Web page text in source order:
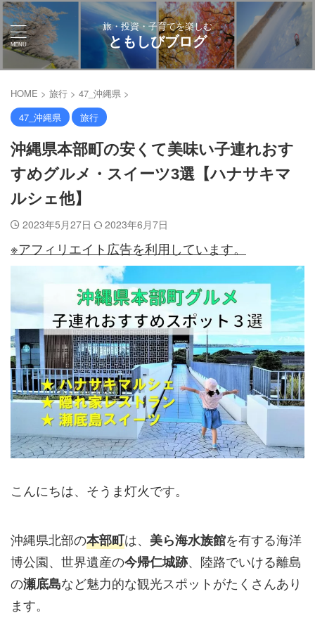
旅・投資・子育てを楽しむ
ともしびブログ
HOME > 旅行 > 47_沖縄県 >
47_沖縄県
旅行
沖縄県本部町の安くて美味い子連れおす
すめグルメ・スイーツ3選【ハナサキマ
ルシェ他】
2023年5月27日 2023年6月7日
※アフィリエイト広告を利用しています。
こんにちは、そうま灯火です。
沖縄県北部の本部町は、 美ら海水族館を有する海洋
博公園、世界遺産の今帰仁城跡、陸路でいける離島
の瀬底島など魅力的な観光スポットがたくさんあり
ます。